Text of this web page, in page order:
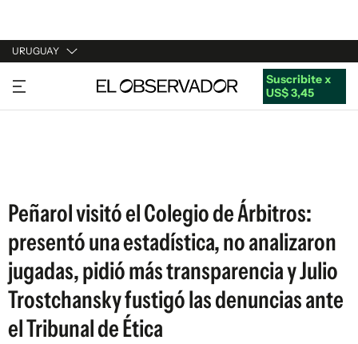
URUGUAY
URUGUAY
ARGENTINA
Suscribite x
US$ 3,45
Peñarol visitó el Colegio de Árbitros:
presentó una estadística, no analizaron
jugadas, pidió más transparencia y Julio
Trostchansky fustigó las denuncias ante
el Tribunal de Ética